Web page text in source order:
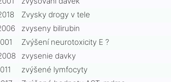
Zvysky drogy v tele
zvyseny bilirubin
Zvýšení neurotoxicity E ?
zvysenie davky
zvýšené lymfocyty